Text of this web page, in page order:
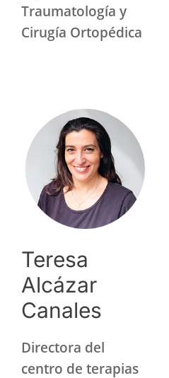
Traumatología y
Cirugía Ortopédica
Teresa
Alcázar
Canales
Directora del
centro de terapias